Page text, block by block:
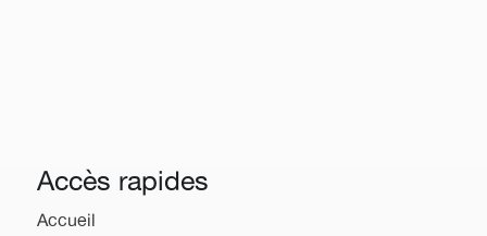
Accès rapides
Accueil